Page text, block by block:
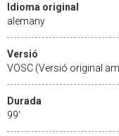
Idioma original
alemany
Versió
VOSC (Versió original
Durada
99'